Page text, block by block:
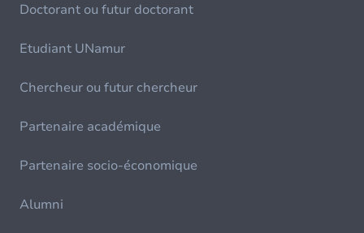
Doctorant ou futur doctorant
Etudiant UNamur
Chercheur ou futur chercheur
Partenaire académique
Partenaire socio-économique
Alumni